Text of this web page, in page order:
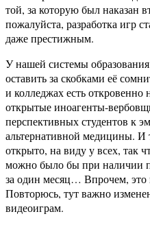
той, за которую был наказан
пожалуйста, разработка игр
даже престижным.
У нашей системы
оставить за скобками её
и колледжах есть
открытые иноагенты-
перспективных студентов к
альтернативной медицины. И
открыто, на виду у всех, так
можно было бы при наличии
за один месяц… Впрочем, это
Повторюсь, тут важно
видеоиграм.